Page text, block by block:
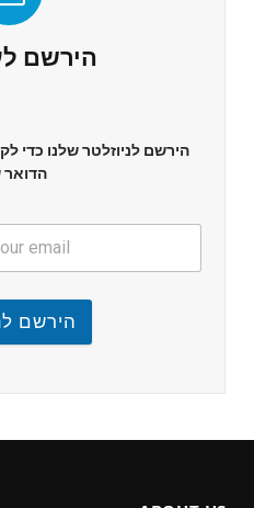
הירשם
הירשם לניוזלטר שלנו כדי
הירשם